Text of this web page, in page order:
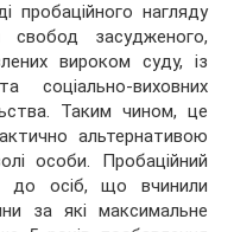
пробаційного нагляду
засудженого,
вироком суду, із
соціально-виховних
Таким чином, це
альтернативою
особи. Пробаційний
до осіб, що вчинили
за які максимальне